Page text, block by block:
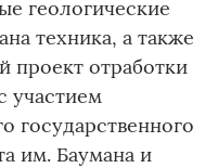
геологические
техника, а также
проект отработки
участием
государственного
им. Баумана и